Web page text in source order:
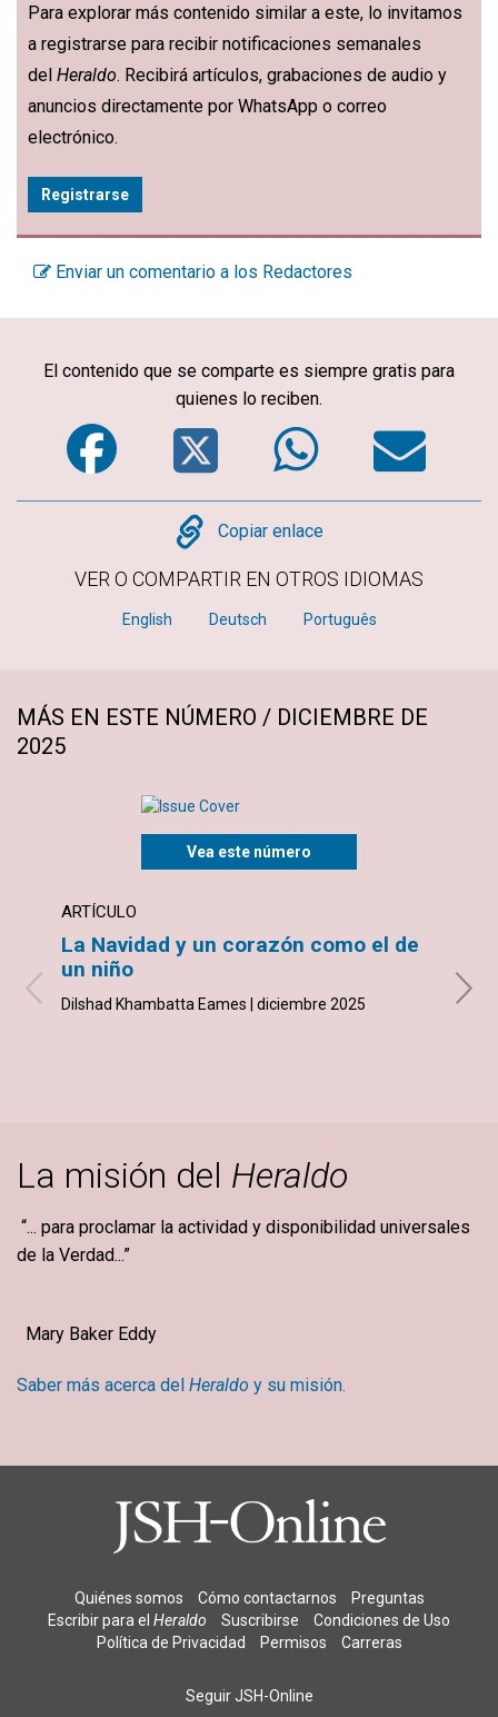
Para explorar más contenido similar a este, lo invitamos
a registrarse para recibir notificaciones semanales
del Heraldo. Recibirá artículos, grabaciones de audio y
anuncios directamente por WhatsApp o correo
electrónico.
Registrarse
Enviar un comentario a los Redactores
El contenido que se comparte es siempre gratis para
quienes lo reciben.
Facebook
Twitter
Copy
Copiar enlace
VER O COMPARTIR EN OTROS IDIOMAS
English Deutsch Português
MÁS EN ESTE NÚMERO / DICIEMBRE DE
2025
Vea este número
ARTÍCULO
La Navidad y un corazón como el de
un niño
Dilshad Khambatta Eames | diciembre 2025
La misión del Heraldo
“... para proclamar la actividad y disponibilidad universales
de la Verdad...”
Mary Baker Eddy
Saber más acerca del Heraldo y su misión.
Quiénes somos Cómo contactarnos
Preguntas
Escribir para el Heraldo Suscribirse
Condiciones de Uso
Política de Privacidad
Permisos Carreras
Seguir JSH-Online